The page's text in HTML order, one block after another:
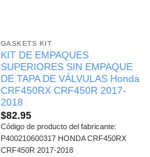
GASKETS KIT
KIT DE EMPAQUES
SUPERIORES SIN EMPAQUE
DE TAPA DE VÁLVULAS Honda
CRF450RX CRF450R 2017-
2018
$82.95
Código de producto del fabricante:
P400210600317 HONDA CRF450RX
CRF450R 2017-2018